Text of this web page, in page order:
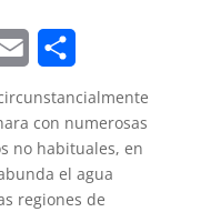
h
a
r
con numerosas
no habituales, en
el agua
regiones de